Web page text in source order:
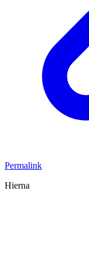
Permalink
Hierna